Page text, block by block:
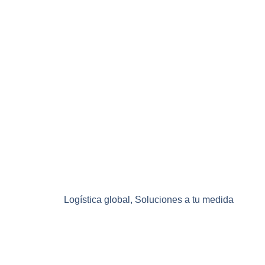
Logística global, Soluciones a tu medida